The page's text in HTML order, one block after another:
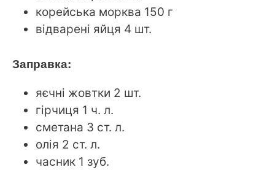
корейська морква 150 г
відварені яйця 4 шт.
Заправка:
яєчні жовтки 2 шт.
гірчиця 1 ч. л.
сметана 3 ст. л.
олія 2 ст. л.
часник 1 зуб.